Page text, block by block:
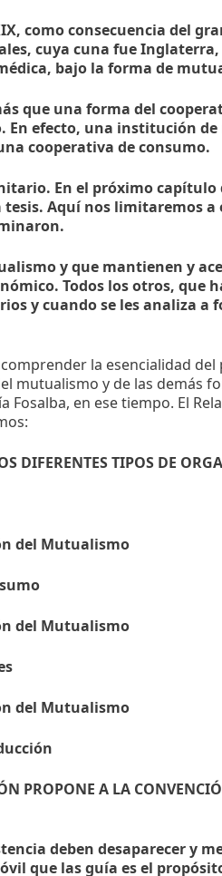
como consecuencia del
cuya cuna fue
bajo la forma de
que una forma del
En efecto, una institución
cooperativa de consumo.
En el próximo capítulo
Aquí nos limitaremos a
y que mantienen y
Todos los otros, que
y cuando se les analiza a
la esencialidad del
mutualismo y de las demás
Fosalba, en ese tiempo. El
DIFERENTES TIPOS DE
del Mutualismo
del Mutualismo
del Mutualismo
PROPONE A LA
deben desaparecer y
que las guía es el